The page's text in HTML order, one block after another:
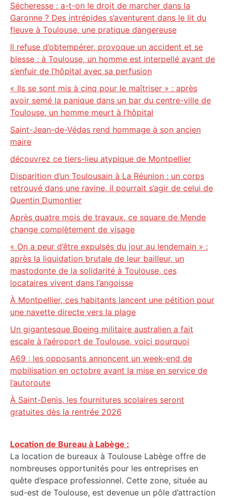
Sécheresse : a-t-on le droit de marcher dans la
Garonne ? Des intrépides s’aventurent dans le lit du
fleuve à Toulouse, une pratique dangereuse
Il refuse d’obtempérer, provoque un accident et se
blesse : à Toulouse, un homme est interpellé avant de
s’enfuir de l’hôpital avec sa perfusion
« Ils se sont mis à cinq pour le maîtriser » : après
avoir semé la panique dans un bar du centre-ville de
Toulouse, un homme meurt à l’hôpital
Saint-Jean-de-Védas rend hommage à son ancien
maire
découvrez ce tiers-lieu atypique de Montpellier
Disparition d’un Toulousain à La Réunion : un corps
retrouvé dans une ravine, il pourrait s’agir de celui de
Quentin Dumontier
Après quatre mois de travaux, ce square de Mende
change complètement de visage
« On a peur d’être expulsés du jour au lendemain » :
après la liquidation brutale de leur bailleur, un
mastodonte de la solidarité à Toulouse, ces
locataires vivent dans l’angoisse
À Montpellier, ces habitants lancent une pétition pour
une navette directe vers la plage
Un gigantesque Boeing militaire australien a fait
escale à l’aéroport de Toulouse, voici pourquoi
A69 : les opposants annoncent un week-end de
mobilisation en octobre avant la mise en service de
l’autoroute
À Saint-Denis, les fournitures scolaires seront
gratuites dès la rentrée 2026
Location de Bureau à Labège :
La location de bureaux à Toulouse Labège offre de
nombreuses opportunités pour les entreprises en
quête d’espace professionnel. Cette zone, située au
sud-est de Toulouse, est devenue un pôle d’attraction